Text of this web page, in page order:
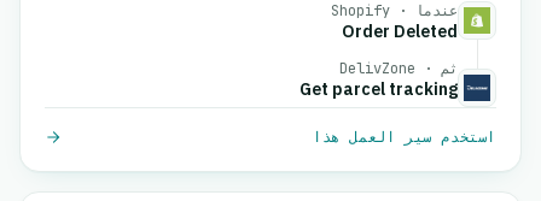
عندما · Shopify
Order Deleted
ثم · DelivZone
Get parcel tracking
استخدم سير العمل هذا